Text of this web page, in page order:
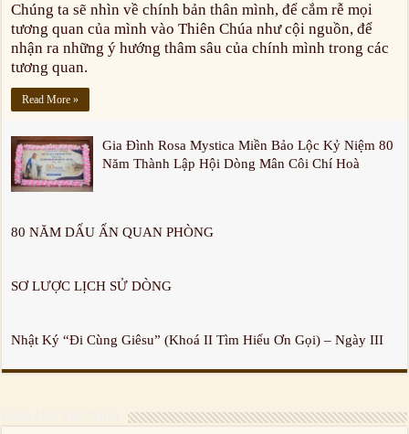
Chúng ta sẽ nhìn về chính bản thân mình, để cắm rễ mọi
tương quan của mình vào Thiên Chúa như cội nguồn, để
nhận ra những ý hướng thâm sâu của chính mình trong các
tương quan.
Read More »
Gia Đình Rosa Mystica Miền Bảo Lộc Kỷ Niệm 80
Năm Thành Lập Hội Dòng Mân Côi Chí Hoà
80 NĂM DẤU ẤN QUAN PHÒNG
SƠ LƯỢC LỊCH SỬ DÒNG
Nhật Ký “Đi Cùng Giêsu” (Khoá II Tìm Hiểu Ơn Gọi) – Ngày III